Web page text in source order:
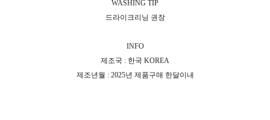
WASHING TIP
드라이크리닝 권장
INFO
제조국 : 한국 KOREA
제조년월 : 2025년 제품구매 한달이내